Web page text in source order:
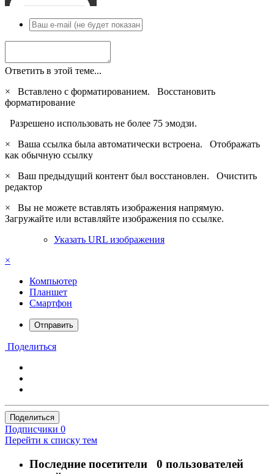
Ответить в этой теме...
×
Вставлено с форматированием. Восстановить
форматирование
Разрешено использовать не более 75 эмодзи.
×
Ваша ссылка была автоматически встроена. Отображать
как обычную ссылку
×
Ваш предыдущий контент был восстановлен. Очистить
редактор
×
Вы не можете вставлять изображения напрямую.
Загружайте или вставляйте изображения по ссылке.
Указать URL изображения
×
Компьютер
Планшет
Смартфон
Отправить
Поделиться
Поделиться
Подписчики 0
Перейти к списку тем
Последние посетители 0 пользователей